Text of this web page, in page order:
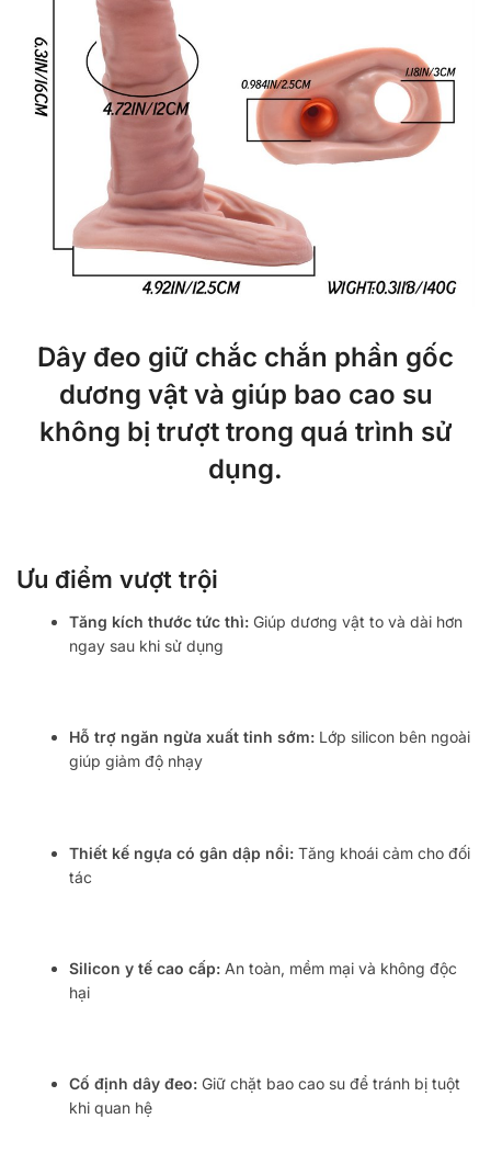
Dây đeo giữ chắc chắn phần gốc
dương vật và giúp bao cao su
không bị trượt trong quá trình sử
dụng.
Ưu điểm vượt trội
Tăng kích thước tức thì: Giúp dương vật to và dài hơn
ngay sau khi sử dụng
Hỗ trợ ngăn ngừa xuất tinh sớm: Lớp silicon bên ngoài
giúp giảm độ nhạy
Thiết kế ngựa có gân dập nổi: Tăng khoái cảm cho đối
tác
Silicon y tế cao cấp: An toàn, mềm mại và không độc
hại
Cố định dây đeo: Giữ chặt bao cao su để tránh bị tuột
khi quan hệ